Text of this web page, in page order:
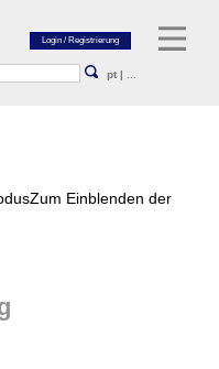
pt |
Zum Einblenden der